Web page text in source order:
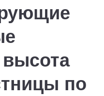
по